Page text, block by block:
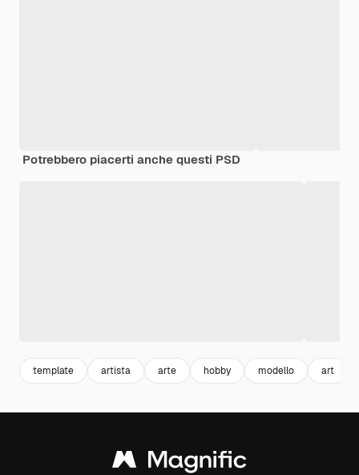
Potrebbero piacerti anche questi PSD
template artista arte hobby modello art